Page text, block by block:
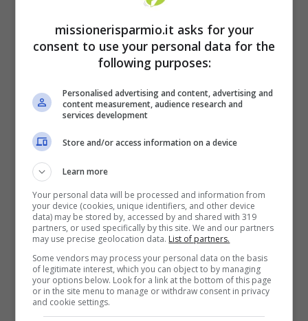
se il prelievo è possibile. Un altro caso
superamento del limite
giornaliero di prelievi.
E’ infatti possibile
prelevare una certa cifra di contanti ogni
giorno. Il limite è inserito nel contratto
varia da banca a banca. I massimali
giornalieri, in genere,non superano i 500
euro.
missionerisparmio.it asks for your
consent to use your personal data for the
following purposes:
Personalised advertising and content, advertising and
content measurement, audience research and
services development
Store and/or access information on a device
Learn more
Your personal data will be processed and information from
your device (cookies, unique identifiers, and other device
data) may be stored by, accessed by and shared with 319
partners, or used specifically by this site. We and our partners
may use precise geolocation data. List of partners.
Some vendors may process your personal data on the basis
of legitimate interest, which you can object to by managing
your options below. Look for a link at the bottom of this page
or in the site menu to manage or withdraw consent in privacy
and cookie settings.